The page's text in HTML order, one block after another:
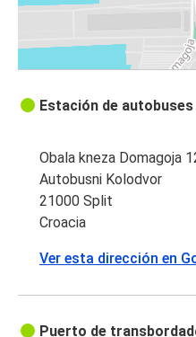
Estación de
Obala kneza Domagoja
Autobusni Kolodvor
21000 Split
Croacia
Ver esta dirección en
Puerto de